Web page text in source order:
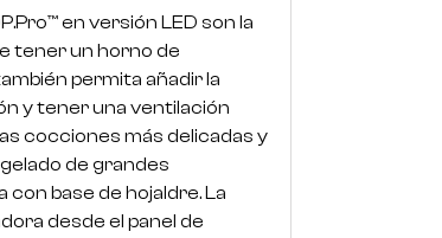
en versión LED son la
tener un horno de
permita añadir la
y tener una ventilación
cocciones más delicadas y
de grandes
base de hojaldre. La
desde el panel de